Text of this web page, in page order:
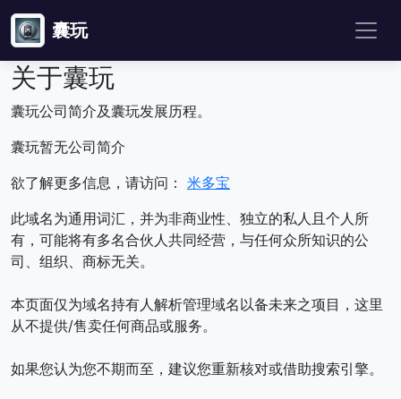
囊玩
关于囊玩
囊玩公司简介及囊玩发展历程。
囊玩暂无公司简介
欲了解更多信息，请访问： 米多宝
此域名为通用词汇，并为非商业性、独立的私人且个人所
有，可能将有多名合伙人共同经营，与任何众所知识的公
司、组织、商标无关。
本页面仅为域名持有人解析管理域名以备未来之项目，这里
从不提供/售卖任何商品或服务。
如果您认为您不期而至，建议您重新核对或借助搜索引擎。